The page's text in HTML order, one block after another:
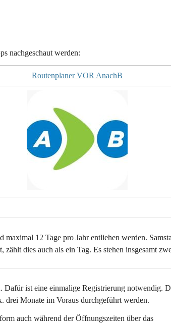
nachgeschaut werden:
Routenplaner VOR AnachB
maximal 12 Tage pro Jahr entliehen werden.
zählt dies auch als ein Tag. Es stehen insgesamt
Dafür ist eine einmalige Registrierung notwendig.
drei Monate im Voraus durchgeführt werden.
auch während der Öffnungszeiten über das